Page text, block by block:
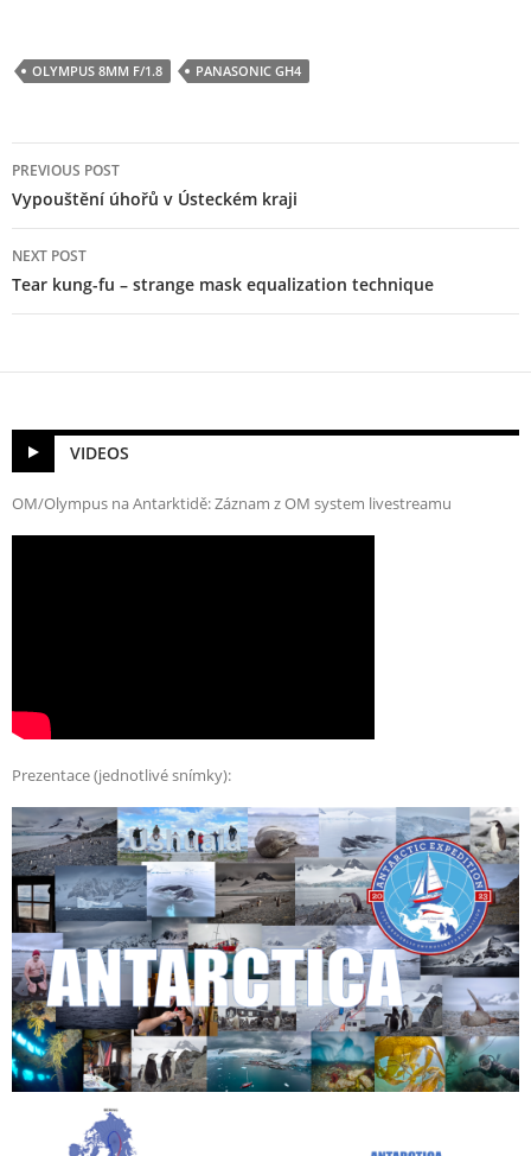
OLYMPUS 8MM F/1.8 PANASONIC GH4
navigation
PREVIOUS POST
Vypouštění úhořů v Ústeckém kraji
NEXT POST
Tear kung-fu – strange mask equalization technique
VIDEOS
OM/Olympus na Antarktidě: Záznam z OM system livestreamu
Prezentace (jednotlivé snímky):